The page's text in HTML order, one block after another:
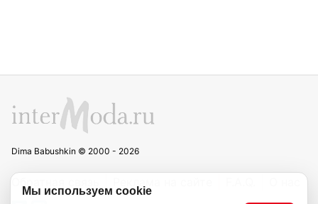
Dima Babushkin © 2000 - 2026
Мы используем cookie